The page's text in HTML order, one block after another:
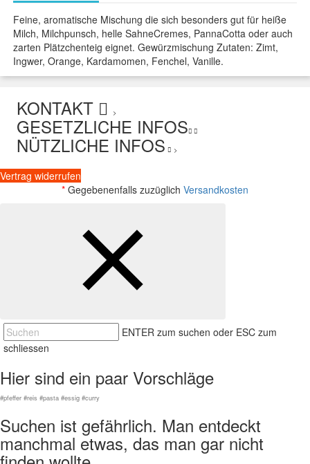
Feine, aromatische Mischung die sich besonders gut für heiße
Milch, Milchpunsch, helle SahneCremes, PannaCotta oder auch
zarten Plätzchenteig eignet. Gewürzmischung Zutaten: Zimt,
Ingwer, Orange, Kardamomen, Fenchel, Vanille.
KONTAKT >
GESETZLICHE INFOS
NÜTZLICHE INFOS >
Vertrag widerrufen
* Gegebenenfalls zuzüglich Versandkosten
ENTER zum suchen oder ESC zum
schliessen
Hier sind ein paar Vorschläge
#pfeffer #reis #pasta #essig #curry
Suchen ist gefährlich. Man entdeckt
manchmal etwas, das man gar nicht